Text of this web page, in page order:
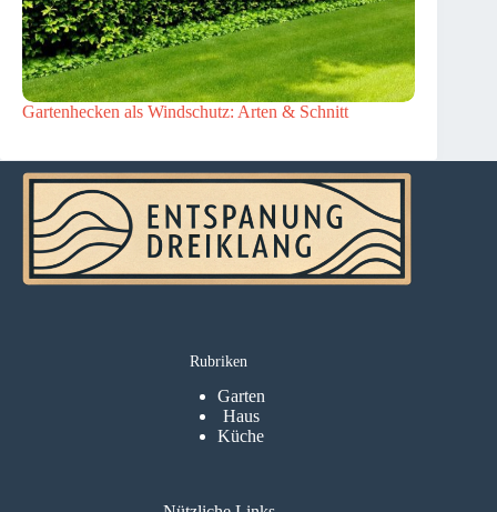
Gartenhecken als Windschutz: Arten & Schnitt
Rubriken
Garten
Haus
Küche